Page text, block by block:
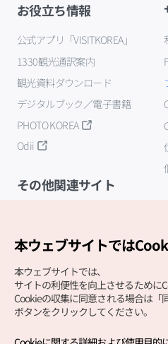
お役立ち情報
公式アプリ「VISITKOREA」
1330観光通訳案内
観光資料ダウンロード
デジタルブック／電子書籍
PHOTO KOREA
Odii
その他関連サイト
本ウェブサイトでは
本ウェブサイトでは、
サイトの利便性を向上させるために
Cookieの収集に同意される場合は「
ボタンをクリックしてください。